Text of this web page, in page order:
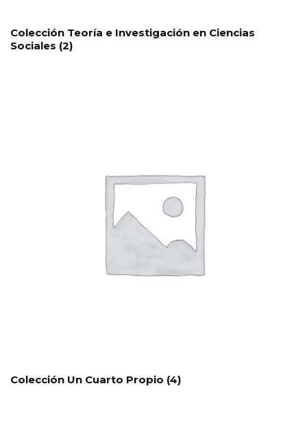
Colección Teoría e Investigación en Ciencias
Sociales (2)
Colección Un Cuarto Propio (4)